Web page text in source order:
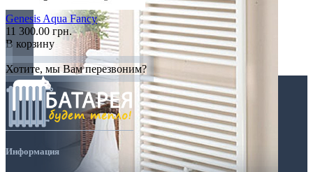
Genesis Aqua Fancy
11 300.00 грн.
В корзину
Хотите, мы Вам перезвоним?
Информация